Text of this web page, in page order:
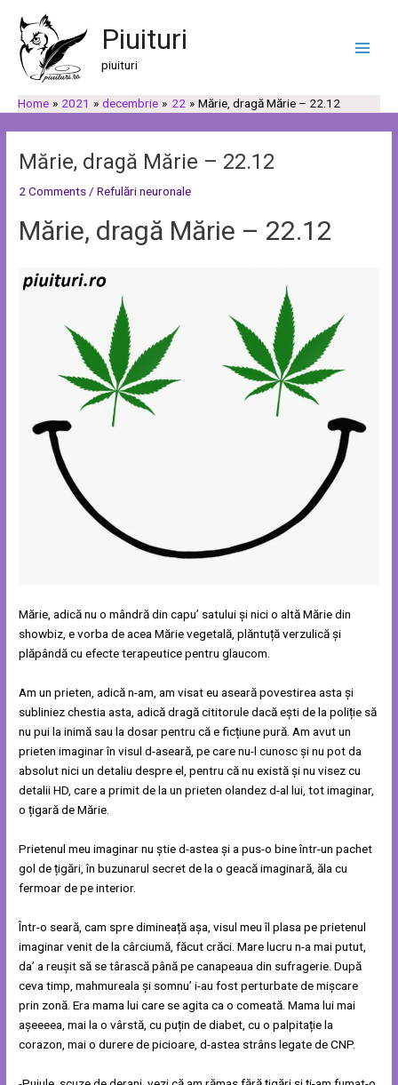
content
Piuituri
piuituri
Menu
Home 2021 decembrie 22 Mărie, dragă Mărie – 22.12
Mărie, dragă Mărie – 22.12
2 Comments/Refulări neuronale
Mărie, dragă Mărie – 22.12
Mărie, adică nu o mândră din capu’ satului și nici o altă Mărie din
showbiz, e vorba de acea Mărie vegetală, plăntuță verzulică și
plăpândă cu efecte terapeutice pentru glaucom.
Am un prieten, adică n-am, am visat eu aseară povestirea asta și
subliniez chestia asta, adică dragă cititorule dacă ești de la poliție să
nu pui la inimă sau la dosar pentru că e ficțiune pură. Am avut un
prieten imaginar în visul d-aseară, pe care nu-l cunosc și nu pot da
absolut nici un detaliu despre el, pentru că nu există și nu visez cu
detalii HD, care a primit de la un prieten olandez d-al lui, tot imaginar,
o țigară de Mărie.
Prietenul meu imaginar nu știe d-astea și a pus-o bine într-un pachet
gol de țigări, în buzunarul secret de la o geacă imaginară, ăla cu
fermoar de pe interior.
Într-o seară, cam spre dimineață așa, visul meu îl plasa pe prietenul
imaginar venit de la cârciumă, făcut crăci. Mare lucru n-a mai putut,
da’ a reușit să se târască până pe canapeaua din sufragerie. După
ceva timp, mahmureala și somnu’ i-au fost perturbate de mișcare
prin zonă. Era mama lui care se agita ca o comeată. Mama lui mai
așeeeea, mai la o vârstă, cu puțin de diabet, cu o palpitație la
corazon, mai o durere de picioare, d-astea strâns legate de CNP.
navigation
a
u
ă
a
t
g
o
r